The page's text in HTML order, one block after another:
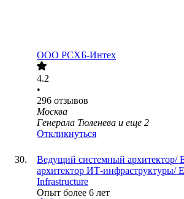
ООО РСХБ-Интех
4.2
•
296 отзывов
Москва
Генерала Тюленева и еще 2
Откликнуться
Ведущий системный архитектор/
архитектор ИТ-инфраструктуры/
Infrastructure
Опыт более 6 лет